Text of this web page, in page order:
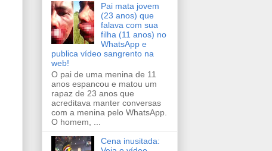
Pai mata jovem
(23 anos) que
falava com sua
filha (11 anos) no
WhatsApp e
publica vídeo sangrento na
web!
O pai de uma menina de 11
anos espancou e matou um
rapaz de 23 anos que
acreditava manter conversas
com a menina pelo WhatsApp.
O homem, ...
Cena inusitada: